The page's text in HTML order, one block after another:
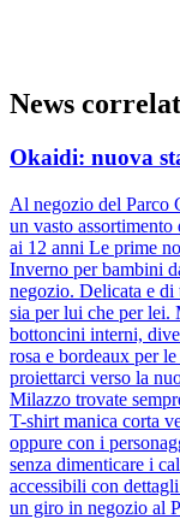
News
Okaidi: nuova
Al negozio del Parco
un vasto
ai 12 anni Le prime
Inverno per bambini
negozio. Delicata e di
sia per lui che per lei.
bottoncini interni,
rosa e bordeaux per
proiettarci verso la
Milazzo trovate
T-shirt manica corta
oppure con i
senza dimenticare i
accessibili con
un giro in negozio al